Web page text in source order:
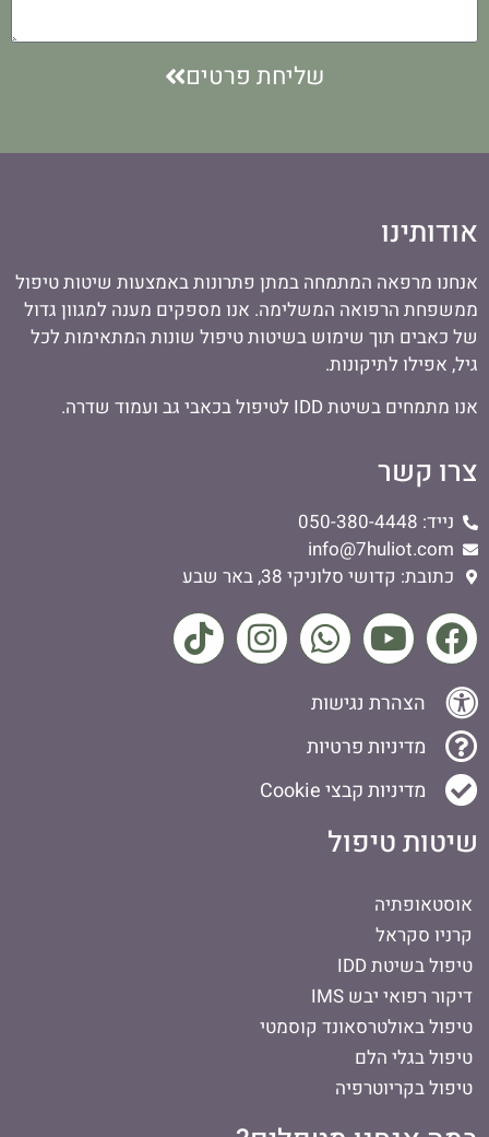
שליחת פרטים
אודותינו
אנחנו מרפאה המתמחה במתן פתרונות באמצעות שיטות טיפול
ממשפחת הרפואה המשלימה. אנו מספקים מענה למגוון גדול
של כאבים תוך שימוש בשיטות טיפול שונות המתאימות לכל
גיל, אפילו לתיקונות.
אנו מתמחים בשיטת IDD לטיפול בכאבי גב ועמוד שדרה.
צרו קשר
נייד: 050-380-4448
info@7huliot.com
כתובת: קדושי סלוניקי 38, באר שבע
הצהרת נגישות
מדיניות פרטיות
מדיניות קבצי Cookie
שיטות טיפול
אוסטאופתיה
קרניו סקראל
טיפול בשיטת IDD
דיקור רפואי יבש IMS
טיפול באולטרסאונד קוסמטי
טיפול בגלי הלם
טיפול בקריוטרפיה